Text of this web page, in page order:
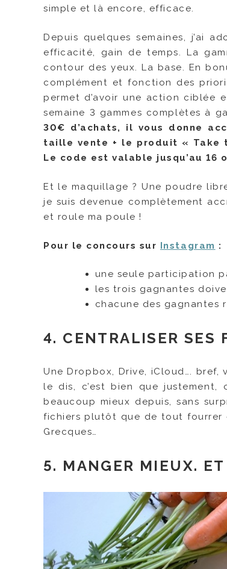
simple et là encore, efficace.
Depuis quelques semaines, j’ai
efficacité, gain de temps. La
contour des yeux. La base. En
complément et fonction des
permet d’avoir une action ciblée
semaine 3 gammes complètes à
30€ d’achats, il vous donne
taille vente + le produit « Take
Le code est valable jusqu’au 16
Et le maquillage ? Une poudre
je suis devenue complètement
et roule ma poule !
Pour le concours sur Instagram :
une seule participation
les trois gagnantes
chacune des gagnantes
4. CENTRALISER SES
Une Dropbox, Drive, iCloud…. bref,
le dis, c’est bien que justement,
beaucoup mieux depuis, sans
fichiers plutôt que de tout fourrer
Grecques…
5. MANGER MIEUX.